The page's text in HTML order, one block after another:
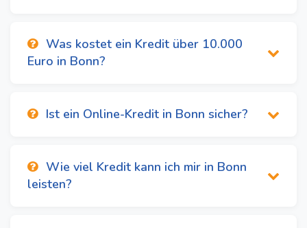
Was kostet ein Kredit über 10.000
Euro in Bonn?
Ist ein Online-Kredit in Bonn sicher?
Wie viel Kredit kann ich mir in Bonn
leisten?